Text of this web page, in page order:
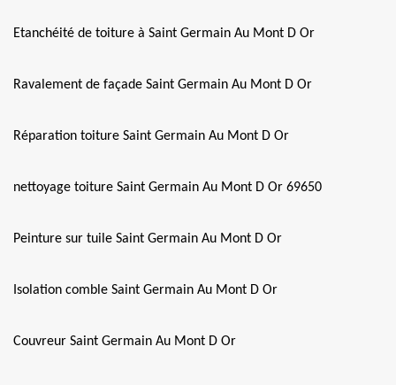
Etanchéité de toiture à Saint Germain Au Mont D Or
Ravalement de façade Saint Germain Au Mont D Or
Réparation toiture Saint Germain Au Mont D Or
nettoyage toiture Saint Germain Au Mont D Or 69650
Peinture sur tuile Saint Germain Au Mont D Or
Isolation comble Saint Germain Au Mont D Or
Couvreur Saint Germain Au Mont D Or